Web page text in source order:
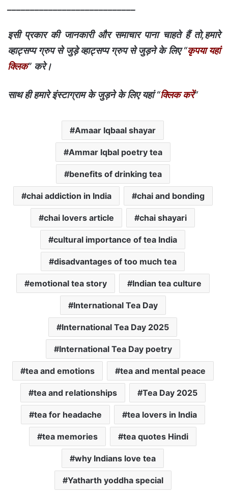
इसी प्रकार की जानकारी और समाचार पाना चाहते हैं तो,हमारे
व्हाट्सप्प ग्रुप से जुड़े व्हाट्सप्प ग्रुप से जुड़ने के लिए “कृपया यहां
क्लिक” करे।
साथ ही हमारे इंस्टाग्राम के जुड़ने के लिए यहां “क्लिक करें“
Amaar Iqbaal shayar
Ammar Iqbal poetry tea
benefits of drinking tea
chai addiction in India chai and bonding
chai lovers article chai shayari
cultural importance of tea India
disadvantages of too much tea
emotional tea story Indian tea culture
International Tea Day
International Tea Day 2025
International Tea Day poetry
tea and emotions tea and mental peace
tea and relationships Tea Day 2025
tea for headache tea lovers in India
tea memories tea quotes Hindi
why Indians love tea
Yatharth yoddha special